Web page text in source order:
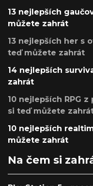
13 nejlepších
můžete zahrát
13 nejlepších her s
teď můžete zahrát
14 nejlepších
zahrát
10 nejlepších RPG
si teď můžete
10 nejlepších
můžete zahrát
Na čem si